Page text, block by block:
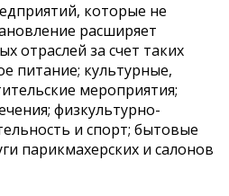
которые не
расширяет
отраслей за счет таких
питание; культурные,
мероприятия;
физкультурно-
и спорт; бытовые
парикмахерских и салонов